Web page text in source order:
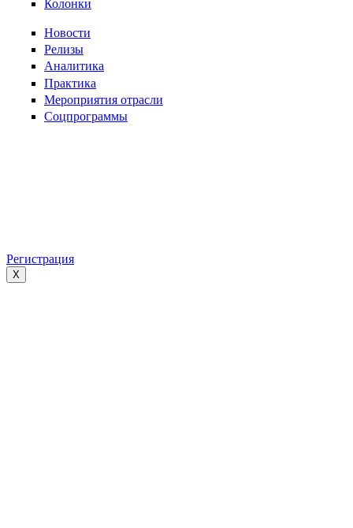
Колонки
Новости
Релизы
Аналитика
Практика
Мероприятия отрасли
Соцпрограммы
Регистрация
X